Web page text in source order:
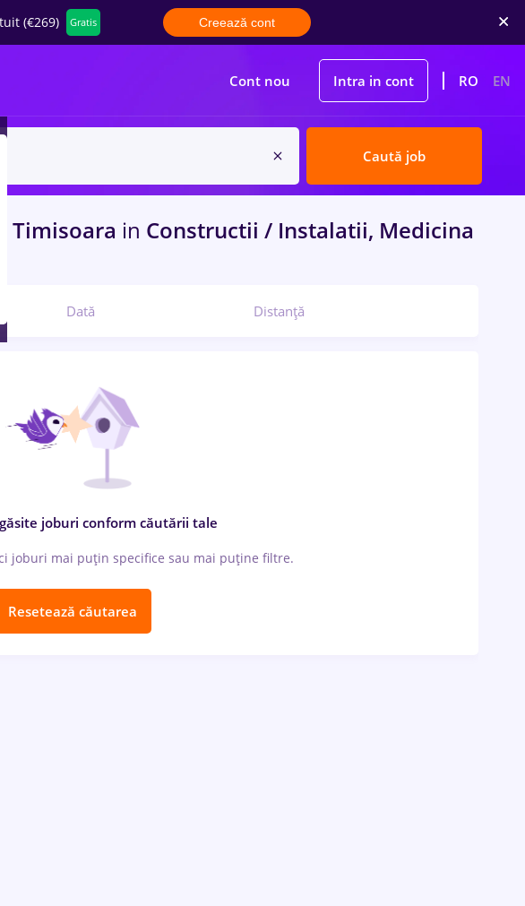
(€269) Gratis Creează cont
Cont nou Intra in cont RO EN
Caută job
Timisoara in Constructii / Instalatii, Medicina
Dată Distanță
joburi conform căutării tale
joburi mai puțin specifice sau mai puține filtre.
Resetează căutarea